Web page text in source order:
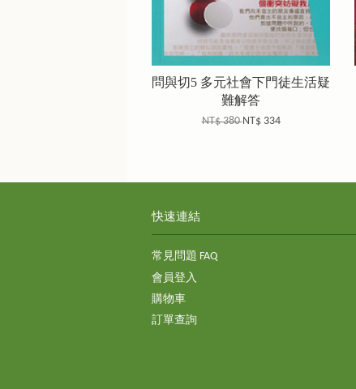
問與切5 多元社會下門徒生活疑
難解答
NT$ 380NT$ 334
快速連結
常見問題 FAQ
會員登入
購物車
訂單查詢